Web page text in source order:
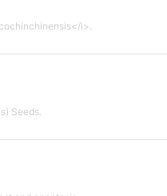
i>.
Seeds.